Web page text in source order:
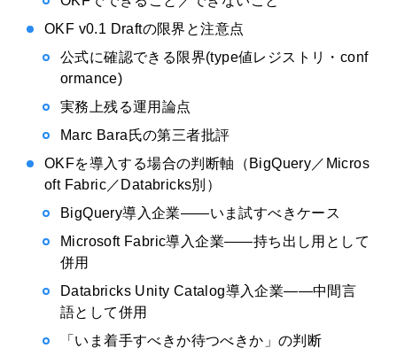
OKF v0.1 Draftの限界と注意点
公式に確認できる限界(type値レジストリ・conf
ormance)
実務上残る運用論点
Marc Bara氏の第三者批評
OKFを導入する場合の判断軸（BigQuery／Micros
oft Fabric／Databricks別）
BigQuery導入企業——いま試すべきケース
Microsoft Fabric導入企業——持ち出し用として
併用
Databricks Unity Catalog導入企業——中間言
語として併用
「いま着手すべきか待つべきか」の判断